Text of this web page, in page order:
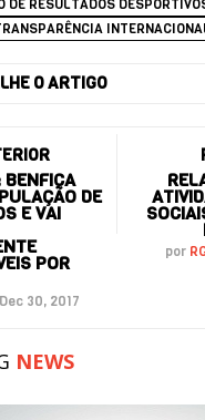
DE RESULTADOS
O ARTIGO
DE
E VAI
POR
Dec 30, 2017
por
NEWS